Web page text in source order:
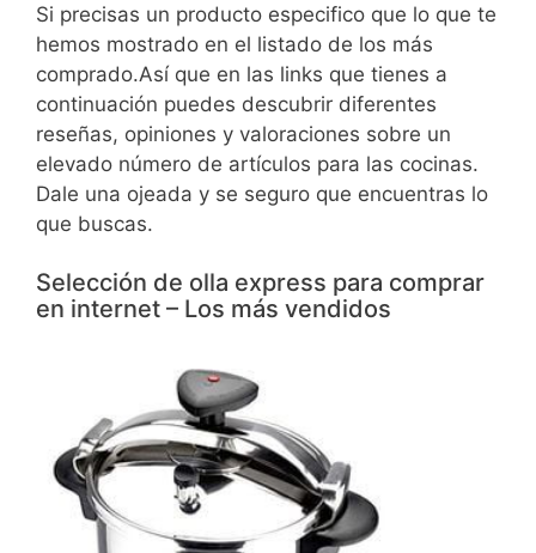
Si precisas un producto especifico que lo que te
hemos mostrado en el listado de los más
comprado.Así que en las links que tienes a
continuación puedes descubrir diferentes
reseñas, opiniones y valoraciones sobre un
elevado número de artículos para las cocinas.
Dale una ojeada y se seguro que encuentras lo
que buscas.
Selección de olla express para comprar
en internet – Los más vendidos